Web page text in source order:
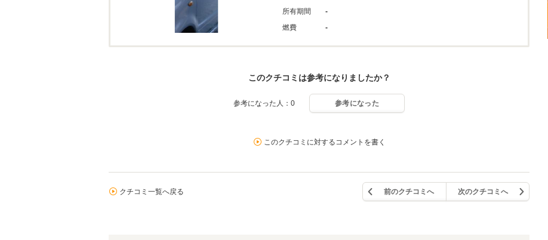
所有期間
-
燃費
-
このクチコミは参考になりましたか？
参考になった人：0 参考になった
このクチコミに対するコメントを書く
クチコミ一覧へ戻る 前のクチコミへ 次のクチコミへ